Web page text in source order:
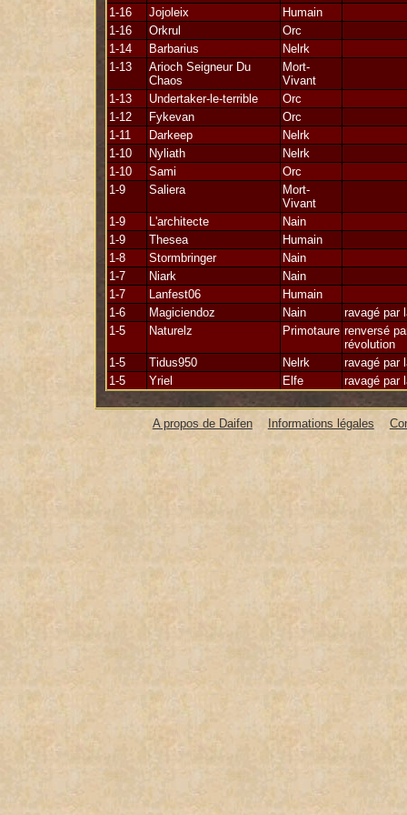
1-16
Jojoleix
Humain
1-16
Orkrul
Orc
1-14
Barbarius
Nelrk
1-13
Arioch Seigneur Du
Chaos
Mort-
Vivant
1-13
Undertaker-le-terrible
Orc
1-12
Fykevan
Orc
1-11
Darkeep
Nelrk
1-10
Nyliath
Nelrk
1-10
Sami
Orc
1-9
Saliera
Mort-
Vivant
1-9
L'architecte
Nain
1-9
Thesea
Humain
1-8
Stormbringer
Nain
1-7
Niark
Nain
1-7
Lanfest06
Humain
1-6
Magiciendoz Nain
ravagé par
1-5
Naturelz Primotaure renversé
révolution
1-5
Tidus950 Nelrk
ravagé par
1-5
Yriel Elfe ravagé par
A propos de Daifen Informations légales